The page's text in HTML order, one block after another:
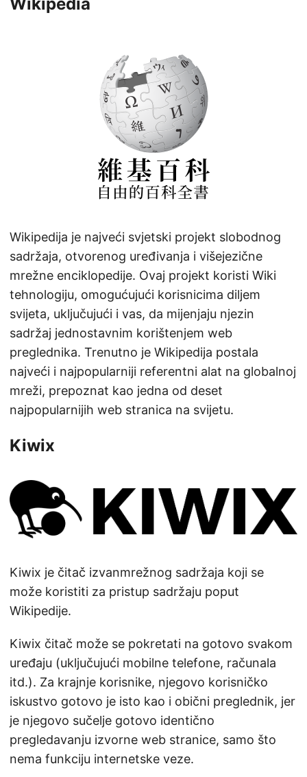
Wikipedia
Wikipedija je najveći svjetski projekt slobodnog
sadržaja, otvorenog uređivanja i višejezične
mrežne enciklopedije. Ovaj projekt koristi Wiki
tehnologiju, omogućujući korisnicima diljem
svijeta, uključujući i vas, da mijenjaju njezin
sadržaj jednostavnim korištenjem web
preglednika. Trenutno je Wikipedija postala
najveći i najpopularniji referentni alat na globalnoj
mreži, prepoznat kao jedna od deset
najpopularnijih web stranica na svijetu.
Kiwix
Kiwix je čitač izvanmrežnog sadržaja koji se
može koristiti za pristup sadržaju poput
Wikipedije.
Kiwix čitač može se pokretati na gotovo svakom
uređaju (uključujući mobilne telefone, računala
itd.). Za krajnje korisnike, njegovo korisničko
iskustvo gotovo je isto kao i obični preglednik, jer
je njegovo sučelje gotovo identično
pregledavanju izvorne web stranice, samo što
nema funkciju internetske veze.